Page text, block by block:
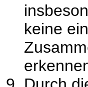
keine